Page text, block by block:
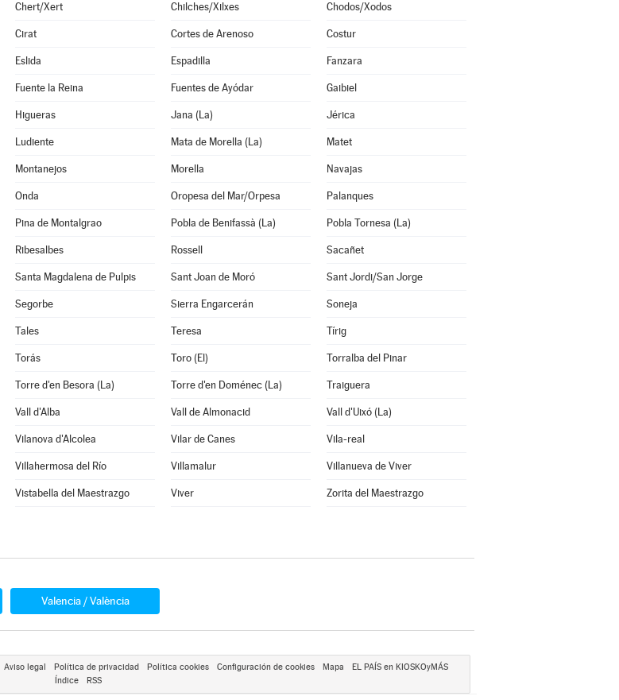
Chert/Xert Chilches/Xilxes Chodos/Xodos
Cirat Cortes de Arenoso Costur
Eslida Espadilla Fanzara
Fuente la Reina Fuentes de Ayódar Gaibiel
Higueras Jana (La) Jérica
Ludiente Mata de Morella (La) Matet
Montanejos Morella Navajas
Onda Oropesa del Mar/Orpesa Palanques
Pina de Montalgrao Pobla de Benifassà (La) Pobla Tornesa (La)
Ribesalbes Rossell Sacañet
Santa Magdalena de Pulpis Sant Joan de Moró Sant Jordi/San Jorge
Segorbe Sierra Engarcerán Soneja
Tales Teresa Tírig
Torás Toro (El) Torralba del Pinar
Torre d'en Besora (La) Torre d'en Doménec (La) Traiguera
Vall d'Alba Vall de Almonacid Vall d'Uixó (La)
Vilanova d'Alcolea Vilar de Canes Vila-real
Villahermosa del Río Villamalur Villanueva de Viver
Vistabella del Maestrazgo Viver Zorita del Maestrazgo
Valencia / València
Aviso legal Política de privacidad Política cookies Configuración de cookies Mapa
EL PAÍS en KIOSKOyMÁS
Índice
RSS